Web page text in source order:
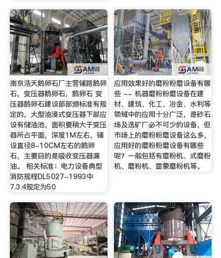
南京浩天鹅卵石厂主营铺路鹅卵
石，变压器鹅卵石，鹅卵石 变
压器鹅卵石建设部部颁标准有规
定的，大型油浸式变压器下部应
设有储油池，面积要稍大于变压
器所占平面，深度1M左右，铺
设直径8-10CM左右的鹅卵
石，主要目的是吸收变压器漏
油。 相关标准：电力设备典型
消防规程DL5027-1993中
7.3.4规定为50
应用效果好的磨粉粉磨设备有哪
些 -- 机器磨粉粉磨设备在建
材、建筑、化工、冶金、水利等
领域中的应用十分广泛，是砂石
场及选矿厂必不可少的设备，但
市场上的磨粉粉磨设备这么多，
应用好的磨粉粉磨设备有哪些
呢？一般包括有磨粉机、式磨粉
机、磨粉机、雷蒙磨粉机等。